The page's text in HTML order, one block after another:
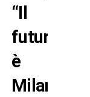
“Il
futuro
è
Milan-